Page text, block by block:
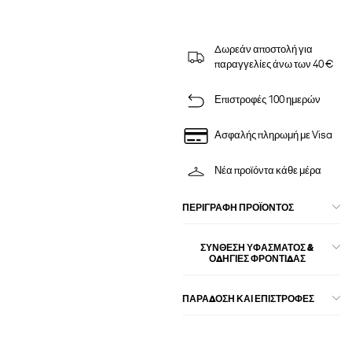
Δωρεάν αποστολή για
παραγγελίες άνω των 40 €
Επιστροφές 100 ημερών
Ασφαλής πληρωμή με Visa
Νέα προϊόντα κάθε μέρα
ΠΕΡΙΓΡΑΦΉ ΠΡΟΪΌΝΤΟΣ
ΣΎΝΘΕΣΗ ΥΦΆΣΜΑΤΟΣ &
ΟΔΗΓΊΕΣ ΦΡΟΝΤΊΔΑΣ
ΠΑΡΑΔΟΣΗ ΚΑΙ ΕΠΙΣΤΡΟΦΕΣ